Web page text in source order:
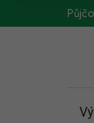
na